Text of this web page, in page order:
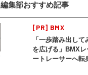
編集部おすすめ記事
[PR] BMX
「一歩踏み出し
を広げる」BMX
ートレーサーへ転